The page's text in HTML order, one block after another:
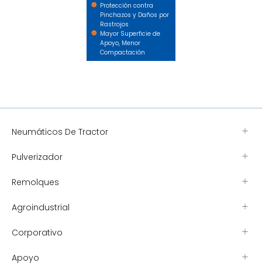
Protección contra
Pinchazos y Daños por
Rastrojos
Mayor Superficie de
Apoyo, Menor
Compactación
Neumáticos De Tractor
Pulverizador
Remolques
Agroindustrial
Corporativo
Apoyo